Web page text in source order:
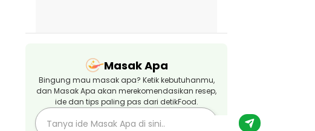
Masak Apa
Bingung mau masak apa? Ketik kebutuhanmu,
dan Masak Apa akan merekomendasikan resep,
ide dan tips paling pas dari detikFood.